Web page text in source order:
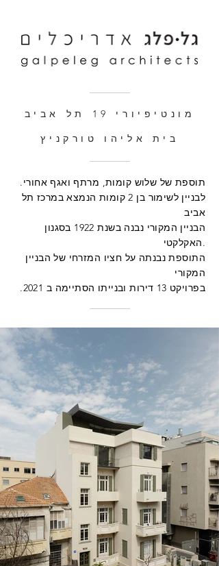
מונטיפיורי 19 תל אביב
בית אליהו טורקניץ
.תוספת של שלוש קומות, מרתף ואגף אחורי
לבניין לשימור בן 2 קומות הנמצא במרכז תל
אביב
הבניין המקורי נבנה בשנת 1922 בסגנון
האקלקטי.
התוספת נבנתה על חציו המזרחי של הבניין
המקורי
.בפרויקט 13 דירות ובנייתו הסתיימה ב 2021